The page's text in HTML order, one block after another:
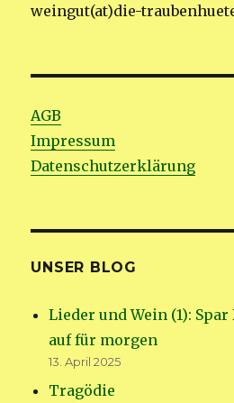
weingut(at)die-
AGB
Impressum
Datenschutzerklärung
UNSER BLOG
Lieder und Wein (1):
auf für morgen
13. April 2025
Tragödie